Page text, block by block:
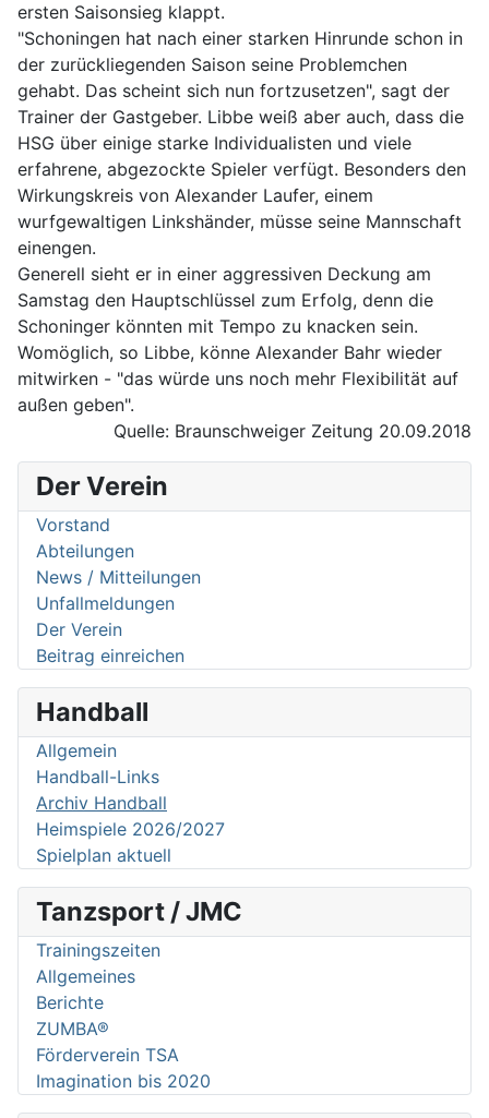
Der Verein
Vorstand
Abteilungen
News / Mitteilungen
Unfallmeldungen
Der Verein
Beitrag einreichen
Handball
Allgemein
Handball-Links
Archiv Handball
Heimspiele 2026/2027
Spielplan aktuell
Tanzsport / JMC
Trainingszeiten
Allgemeines
Berichte
ZUMBA®
Förderverein TSA
Imagination bis 2020
ersten Saisonsieg klappt.
"Schoningen hat nach einer starken Hinrunde schon in
der zurückliegenden Saison seine Problemchen
gehabt. Das scheint sich nun fortzusetzen", sagt der
Trainer der Gastgeber. Libbe weiß aber auch, dass die
HSG über einige starke Individualisten und viele
erfahrene, abgezockte Spieler verfügt. Besonders den
Wirkungskreis von Alexander Laufer, einem
wurfgewaltigen Linkshänder, müsse seine Mannschaft
einengen.
Generell sieht er in einer aggressiven Deckung am
Samstag den Hauptschlüssel zum Erfolg, denn die
Schoninger könnten mit Tempo zu knacken sein.
Womöglich, so Libbe, könne Alexander Bahr wieder
mitwirken - "das würde uns noch mehr Flexibilität auf
außen geben".
Quelle: Braunschweiger Zeitung 20.09.2018